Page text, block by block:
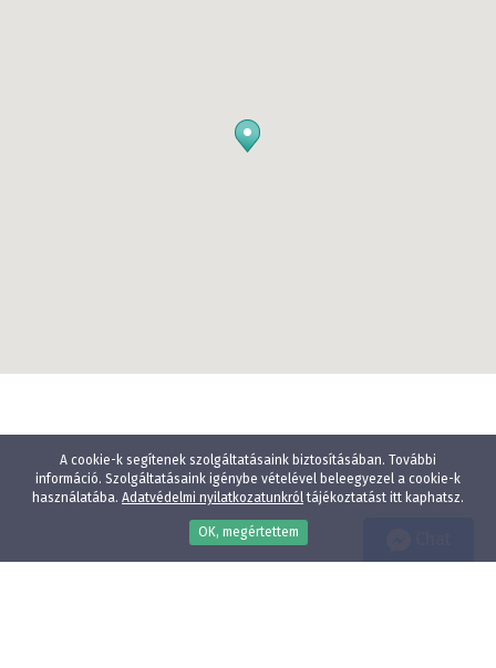
A cookie-k segítenek szolgáltatásaink biztosításában. További
információ. Szolgáltatásaink igénybe vételével beleegyezel a cookie-k
használatába. Adatvédelmi nyilatkozatunkróltájékoztatást itt kaphatsz.
OK, megértettem